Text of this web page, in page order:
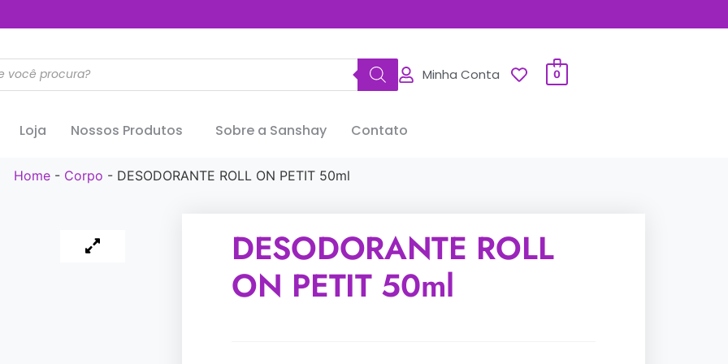
Minha Conta 0
Loja Nossos Produtos Sobre a Sanshay Contato
Home - Corpo - DESODORANTE ROLL ON PETIT 50ml
DESODORANTE ROLL
ON PETIT 50ml